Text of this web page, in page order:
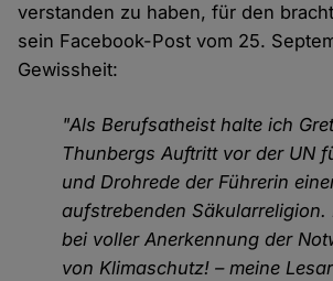
verstanden zu haben, für den
sein Facebook-Post vom 25.
Gewissheit:
"Als Berufsatheist halte ich
Thunbergs Auftritt vor der UN
und Drohrede der Führerin
aufstrebenden Säkularreligion.
bei voller Anerkennung der
von Klimaschutz! – meine